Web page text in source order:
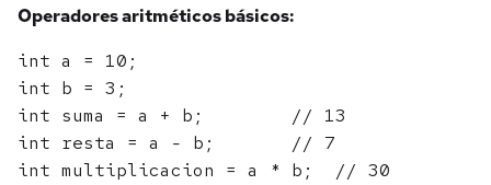
Operadores aritméticos básicos:
int a = 10;
int b = 3;
int suma = a + b;        // 13
int resta = a - b;       // 7
int multiplicacion = a * b;  // 30